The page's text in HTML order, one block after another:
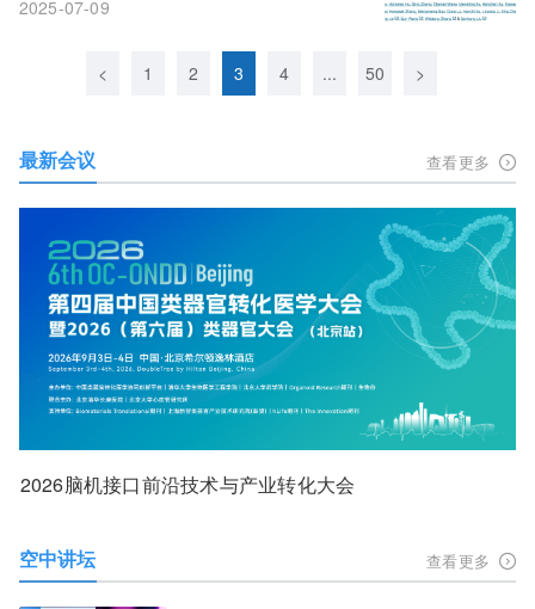
2025-07-09
< 1 2 3 4 ... 50 >
最新会议 查看更多
2026脑机接口前沿技术与产业转化大会
空中讲坛 查看更多